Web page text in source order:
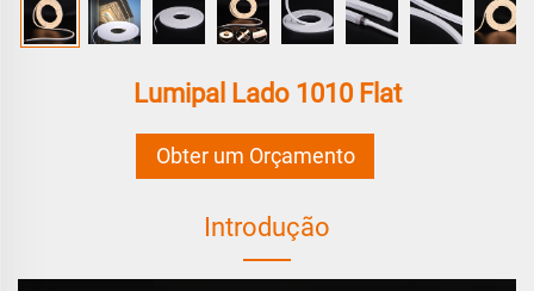
Lumipal Lado 1010 Flat
Obter um Orçamento
Introdução